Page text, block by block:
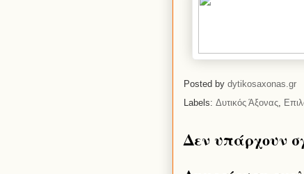
Posted by dytikosaxonas.gr
Labels: Δυτικός Άξονας
Δεν υπάρχουν